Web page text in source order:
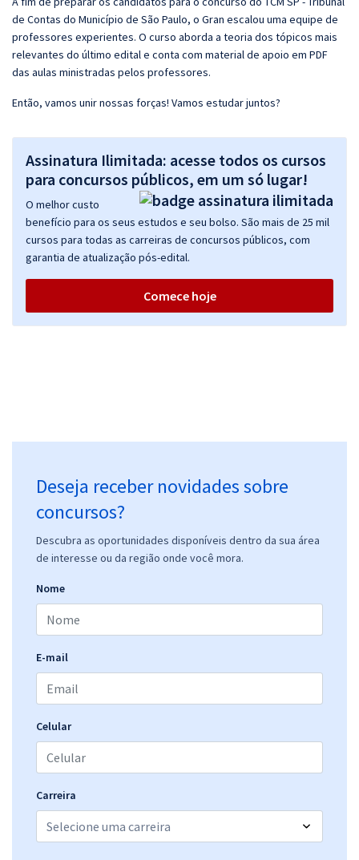
de Contas do Município de São Paulo, o Gran escalou uma equipe de
professores experientes. O curso aborda a teoria dos tópicos mais
relevantes do último edital e conta com material de apoio em PDF
das aulas ministradas pelos professores.
Então, vamos unir nossas forças! Vamos estudar juntos?
Assinatura Ilimitada: acesse todos os cursos
para concursos públicos, em um só lugar!
O melhor custo
benefício para os seus estudos e seu bolso. São mais de 25 mil
cursos para todas as carreiras de concursos públicos, com
garantia de atualização pós-edital.
Comece hoje
Deseja receber novidades sobre
concursos?
Descubra as oportunidades disponíveis dentro da sua área
de interesse ou da região onde você mora.
Nome
E-mail
Celular
Carreira